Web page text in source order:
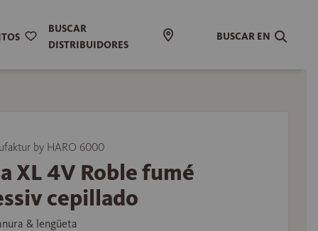
BUSCAR
DISTRIBUIDORES
BUSCAR EN
by HARO 6000
XL 4V Roble fumé
cepillado
& lengüeta